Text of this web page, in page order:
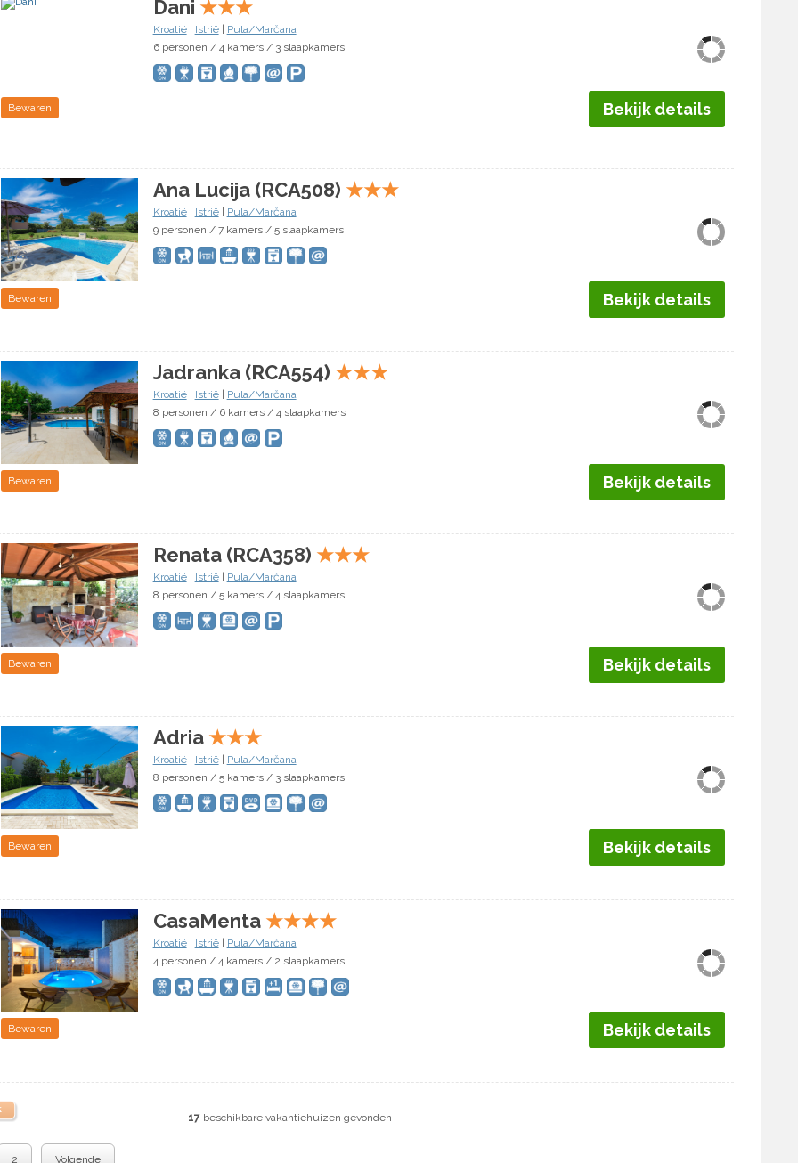
Dani ★★★
Kroatië| Istrië| Pula/Marčana
6 personen / 4 kamers / 3 slaapkamers
Bewaren Bekijk details
Ana Lucija (RCA508) ★★★
Kroatië| Istrië| Pula/Marčana
9 personen / 7 kamers / 5 slaapkamers
Bewaren Bekijk details
Jadranka (RCA554) ★★★
Kroatië| Istrië|
Pula/Marčana
8 personen / 6 kamers / 4 slaapkamers
Bewaren Bekijk details
Renata (RCA358) ★★★
Kroatië| Istrië|
Pula/Marčana
8 personen / 5 kamers / 4 slaapkamers
Bewaren Bekijk details
Adria ★★★
Kroatië| Istrië|
Pula/Marčana
8 personen / 5 kamers / 3 slaapkamers
Bewaren Bekijk details
CasaMenta ★★★★
Kroatië| Istrië| Pula/Marčana
4 personen / 4 kamers / 2 slaapkamers
Bewaren Bekijk details
17beschikbare vakantiehuizen gevonden
2 Volgende